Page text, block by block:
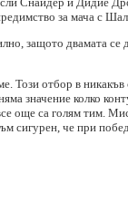
за мача с
защото двамата се
Този отбор в никакъв
значение колко
още са голям тим.
сигурен, че при